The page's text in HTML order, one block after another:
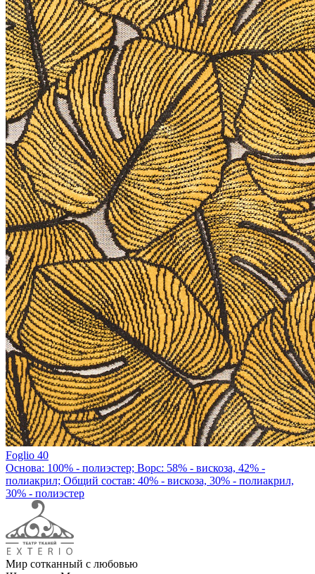
Foglio 40
Основа: 100% - полиэстер; Ворс: 58% - вискоза, 42% -
полиакрил; Общий состав: 40% - вискоза, 30% - полиакрил,
30% - полиэстер
Мир сотканный с любовью